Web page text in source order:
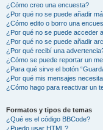
¿Cómo creo una encuesta?
¿Por qué no se puede añadir
¿Cómo edito o borro una
¿Por qué no se puede acceder
¿Por qué no se puede añadir
¿Por qué recibí una
¿Cómo se puede reportar un
¿Para qué sirve el botón
¿Por qué mis mensajes
¿Cómo hago para reactivar un
Formatos y tipos de temas
¿Qué es el código BBCode?
¿Puedo usar HTML?